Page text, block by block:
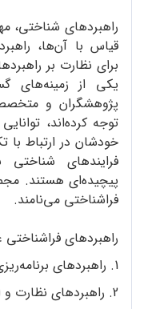
راهبردهای شناختی،
قیاس با آن‌ها،
برای نظارت بر
یکی از زمینه‌های
پژوهشگران و
توجه کرده‌اند،
خودشان در ارتباط
فرایندهای
پیچیده‌ای هستند.
فراشناختی می‌نامند.
راهبردهای
1. راهبردهای برنامه‌ریزی؛
2. راهبردهای نظارت و ارزشیابی؛